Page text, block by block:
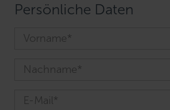
Persönliche Daten